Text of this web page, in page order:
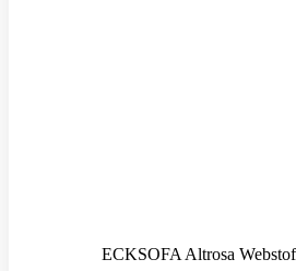
ECKSOFA Altrosa